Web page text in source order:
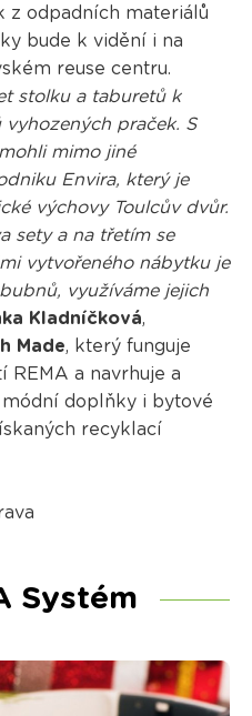
z odpadních materiálů
bude k vidění i na
reuse centru.
stolku a taburetů k
praček. S
mimo jiné
Envira, který je
výchovy Toulcův dvůr.
sety a na třetím se
vytvořeného nábytku je
využíváme jejich
Kladníčková,
Made, který funguje
REMA a navrhuje a
doplňky i bytové
recyklací
Systém